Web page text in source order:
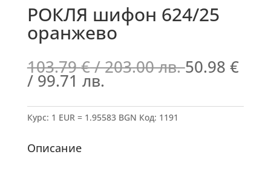
РОКЛЯ шифон 624/25
оранжево
103.79€/ 203.00 лв.50.98 €
/ 99.71 лв.
Курс: 1 EUR = 1.95583 BGN Код: 1191
Описание